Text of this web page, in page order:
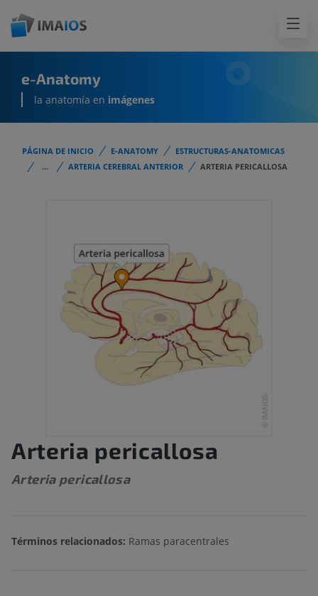
e-Anatomy
la anatomía en imágenes
PÁGINA DE INICIO E-ANATOMY
ESTRUCTURAS-ANATOMICAS
...
ARTERIA CEREBRAL ANTERIOR ARTERIA PERICALLOSA
Arteria pericallosa
Arteria pericallosa
Términos relacionados: Ramas paracentrales